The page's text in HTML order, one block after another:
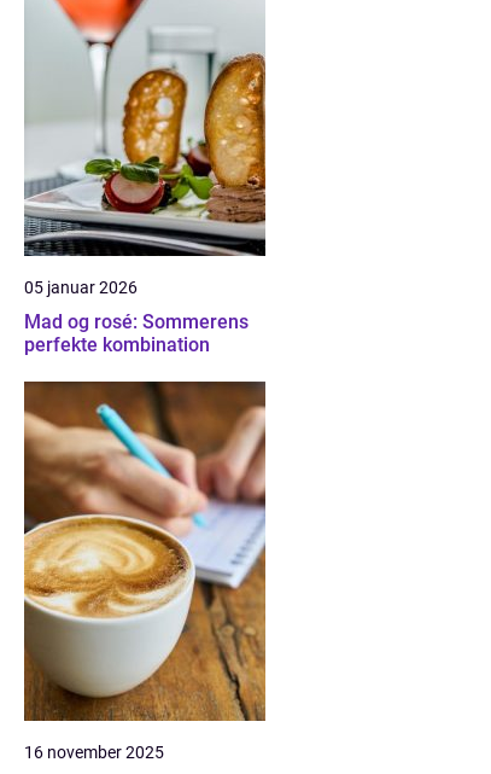
05 januar 2026
Mad og rosé: Sommerens
perfekte kombination
16 november 2025